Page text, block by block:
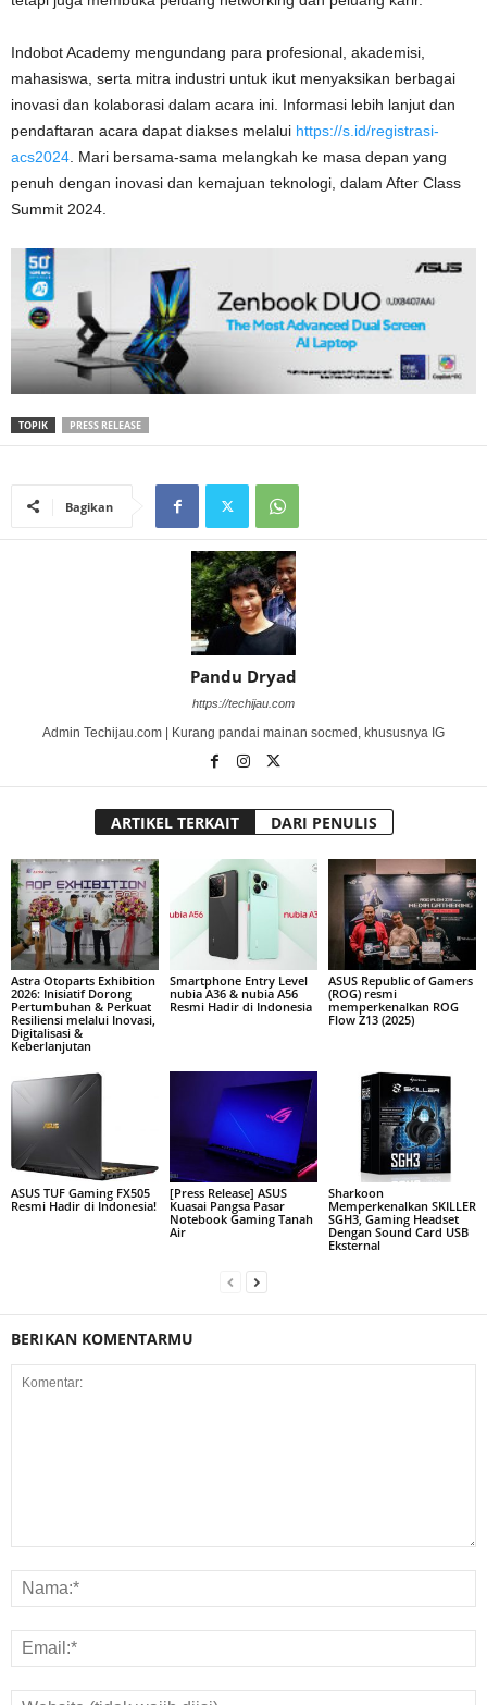
Indobot Academy mengundang para profesional, akademisi,
mahasiswa, serta mitra industri untuk ikut menyaksikan berbagai
inovasi dan kolaborasi dalam acara ini. Informasi lebih lanjut dan
pendaftaran acara dapat diakses melalui https://s.id/registrasi-
acs2024. Mari bersama-sama melangkah ke masa depan yang
penuh dengan inovasi dan kemajuan teknologi, dalam After Class
Summit 2024.
TOPIK PRESS RELEASE
Bagikan
Pandu Dryad
https://techijau.com
Admin Techijau.com | Kurang pandai mainan socmed, khususnya IG
ARTIKEL TERKAIT DARI PENULIS
Astra Otoparts Exhibition
2026: Inisiatif Dorong
Pertumbuhan & Perkuat
Resiliensi melalui Inovasi,
Digitalisasi &
Keberlanjutan
Smartphone Entry Level
nubia A36 & nubia A56
Resmi Hadir di Indonesia
ASUS Republic of Gamers
(ROG) resmi
memperkenalkan ROG
Flow Z13 (2025)
ASUS TUF Gaming FX505
Resmi Hadir di Indonesia!
[Press Release] ASUS
Kuasai Pangsa Pasar
Notebook Gaming Tanah
Air
Sharkoon
Memperkenalkan SKILLER
SGH3, Gaming Headset
Dengan Sound Card USB
Eksternal
BERIKAN KOMENTARMU